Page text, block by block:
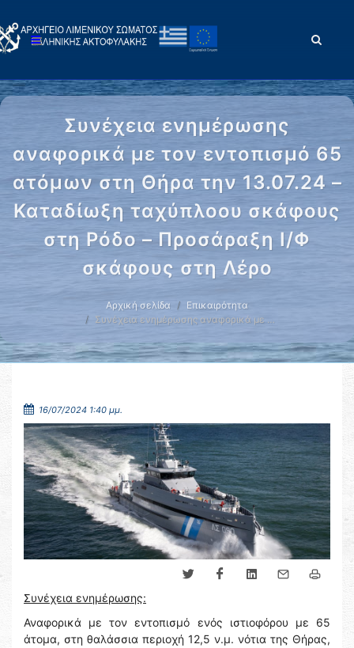
Συνέχεια ενημέρωσης
αναφορικά με τον εντοπισμό 65
ατόμων στη Θήρα την 13.07.24 –
Καταδίωξη ταχύπλοου σκάφους
στη Ρόδο – Προσάραξη Ι/Φ
σκάφους στη Λέρο
Αρχική σελίδα
Επικαιρότητα
Συνέχεια ενημέρωσης αναφορικά με …
16/07/2024 1:40 μμ.
Συνέχεια ενημέρωσης:
Αναφορικά με τον εντοπισμό ενός ιστιοφόρου με 65
άτομα, στη θαλάσσια περιοχή 12,5 ν.μ. νότια της Θήρας,